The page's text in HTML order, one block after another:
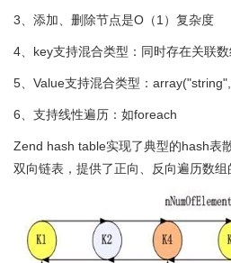
3、添加、删除节点是O（1）复杂度
4、key支持混合类型：同时存在关联
5、Value支持混合类型：
6、支持线性遍历：如foreach
Zend hash table实现了典型的hash表
双向链表，提供了正向、反向遍历数组